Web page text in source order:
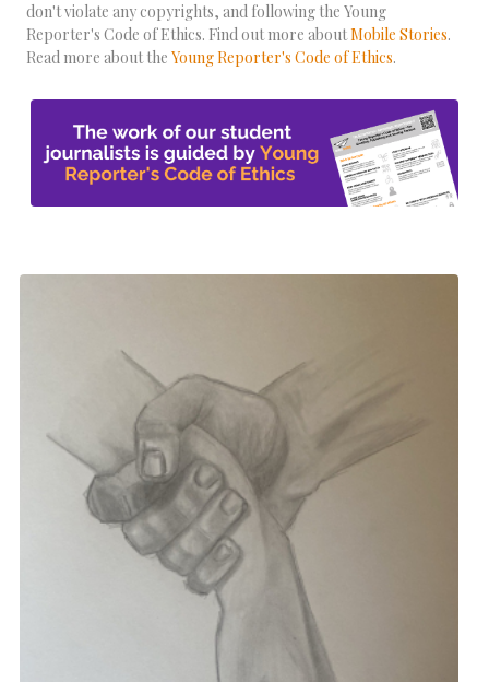
don't violate any copyrights, and following the Young
Reporter's Code of Ethics. Find out more aboutMobile Stories.
Read more about the Young Reporter's Code of Ethics.